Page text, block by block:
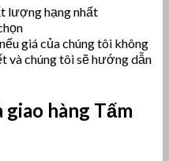
lượng hạng nhất
giá của chúng tôi không
và chúng tôi sẽ hướng dẫn
giao hàng Tấm